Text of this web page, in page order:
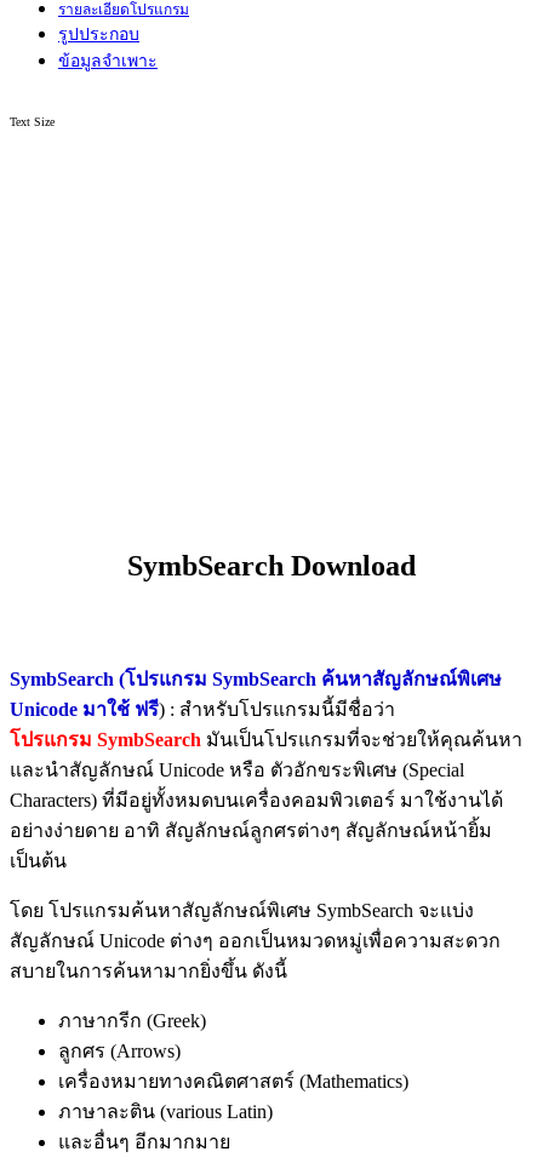
รายละเอียดโปรแกรม
รูปประกอบ
ข้อมูลจำเพาะ
Text Size
SymbSearch Download
SymbSearch (โปรแกรม SymbSearch ค้นหาสัญลักษณ์พิเศษ
Unicode มาใช้ ฟรี) : สำหรับโปรแกรมนี้มีชื่อว่า
โปรแกรม SymbSearch มันเป็นโปรแกรมที่จะช่วยให้คุณค้นหา
และนำสัญลักษณ์ Unicode หรือ ตัวอักขระพิเศษ (Special
Characters) ที่มีอยู่ทั้งหมดบนเครื่องคอมพิวเตอร์ มาใช้งานได้
อย่างง่ายดาย อาทิ สัญลักษณ์ลูกศรต่างๆ สัญลักษณ์หน้ายิ้ม
เป็นต้น
โดย โปรแกรมค้นหาสัญลักษณ์พิเศษ SymbSearch จะแบ่ง
สัญลักษณ์ Unicode ต่างๆ ออกเป็นหมวดหมู่เพื่อความสะดวก
สบายในการค้นหามากยิ่งขึ้น ดังนี้
ภาษากรีก (Greek)
ลูกศร (Arrows)
เครื่องหมายทางคณิตศาสตร์ (Mathematics)
ภาษาละติน (various Latin)
และอื่นๆ อีกมากมาย